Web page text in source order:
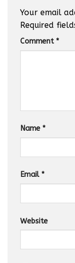
Your email
Required
Comment *
Name *
Email *
Website